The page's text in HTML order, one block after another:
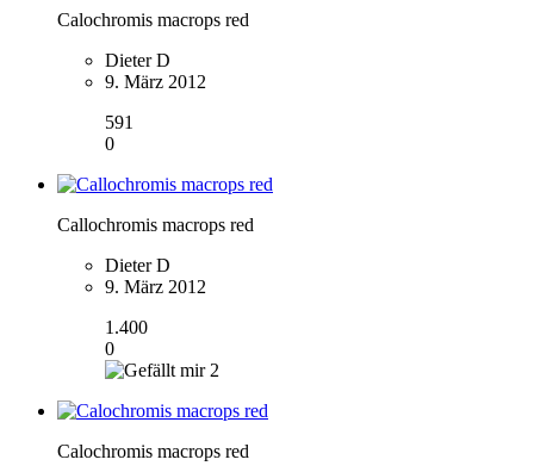
Calochromis macrops red
Dieter D
9. März 2012
591
0
Callochromis macrops red
Dieter D
9. März 2012
1.400
0
2
Calochromis macrops red